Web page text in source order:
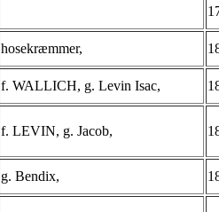
hosekræmmer,
f. WALLICH, g. Levin Isac,
f. LEVIN, g. Jacob,
g. Bendix,